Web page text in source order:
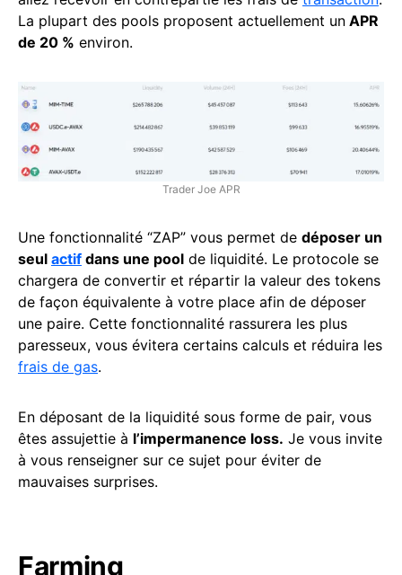
La plupart des pools proposent actuellement un APR
de 20 % environ.
Trader Joe APR
Une fonctionnalité “ZAP” vous permet de déposer un
seul actif dans une pool de liquidité. Le protocole se
chargera de convertir et répartir la valeur des tokens
de façon équivalente à votre place afin de déposer
une paire. Cette fonctionnalité rassurera les plus
paresseux, vous évitera certains calculs et réduira les
frais de gas.
En déposant de la liquidité sous forme de pair, vous
êtes assujettie à l’impermanence loss. Je vous invite
à vous renseigner sur ce sujet pour éviter de
mauvaises surprises.
Farming